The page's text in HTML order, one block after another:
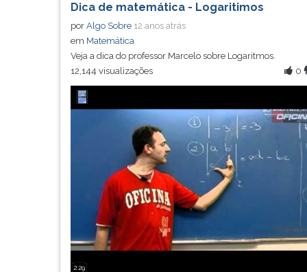
Dica de matemática - Logaritimos
por Algo Sobre 12 anos atrás
em Matemática
Veja a dica do professor Marcelo sobre Logaritmos.
0
12,144 visualizações
2:29